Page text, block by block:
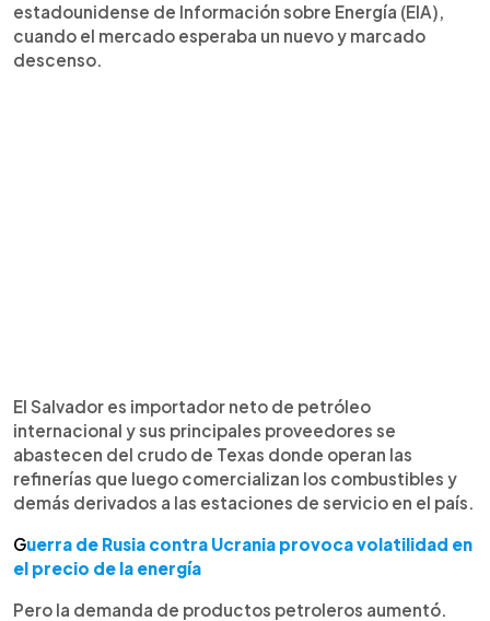
estadounidense de Información sobre Energía (EIA),
cuando el mercado esperaba un nuevo y marcado
descenso.
El Salvador es importador neto de petróleo
internacional y sus principales proveedores se
abastecen del crudo de Texas donde operan las
refinerías que luego comercializan los combustibles y
demás derivados a las estaciones de servicio en el país.
Guerra de Rusia contra Ucrania provoca volatilidad en
el precio de la energía
Pero la demanda de productos petroleros aumentó.